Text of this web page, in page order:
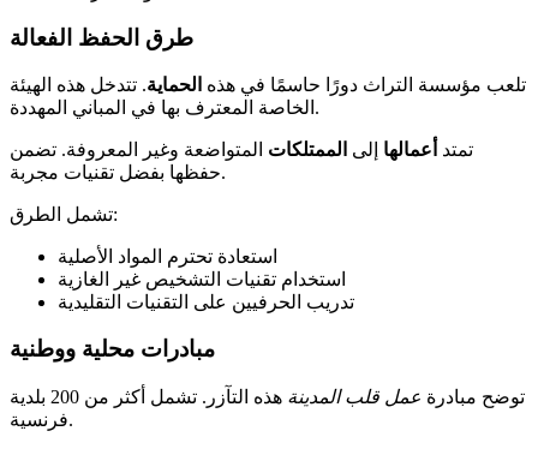
طرق الحفظ الفعالة
تلعب مؤسسة التراث دورًا حاسمًا في هذه الحماية. تتدخل هذه الهيئة
الخاصة المعترف بها في المباني المهددة.
تمتد أعمالها إلى الممتلكات المتواضعة وغير المعروفة. تضمن
حفظها بفضل تقنيات مجربة.
تشمل الطرق:
استعادة تحترم المواد الأصلية
استخدام تقنيات التشخيص غير الغازية
تدريب الحرفيين على التقنيات التقليدية
مبادرات محلية ووطنية
توضح مبادرة عمل قلب المدينة
هذه التآزر. تشمل أكثر من 200 بلدية
فرنسية.